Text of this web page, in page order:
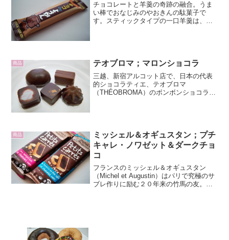
チョコレートと羊羹の奇跡の融合。うま
い棒でおなじみのやおきんの駄菓子で
す。スティックタイプの一口羊羹は、細
商品 テオブロマ；マロンショコラ
三越、新宿アルコット店で、日本の代表
的ショコラティエ、テオブロマ
（THÉOBROMA）のボンボンショコラを
商品
ミッシェル＆オギュスタン；プチ
キャレ・ノワゼット＆ダークチョ
コ
フランスのミッシェル＆オギュスタン
（Michel et Augustin）はパリで究極のサ
ブレ作りに励む２０年来の竹馬の友。エ